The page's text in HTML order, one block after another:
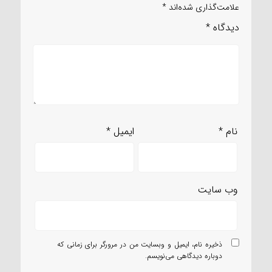
علامت‌گذاری شده‌اند *
دیدگاه *
نام* ایمیل*
وب‌ سایت
ذخیره نام، ایمیل و وبسایت من در مرورگر برای زمانی که
دوباره دیدگاهی می‌نویسم.